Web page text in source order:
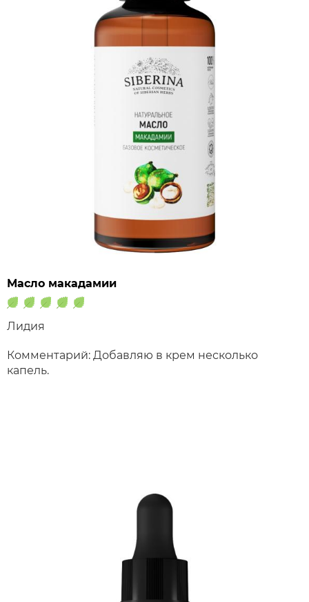
Масло макадамии
Лидия
Комментарий: Добавляю в крем несколько
капель.